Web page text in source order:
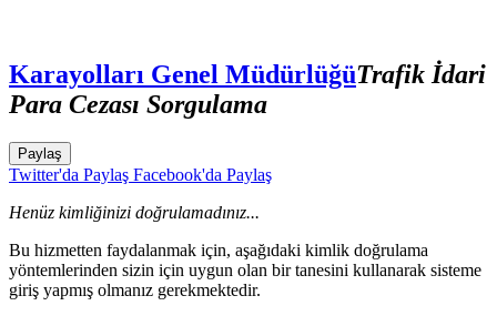
Karayolları Genel MüdürlüğüTrafik İdari
Para Cezası Sorgulama
Paylaş
Twitter'da Paylaş Facebook'da Paylaş
Henüz kimliğinizi doğrulamadınız...
Bu hizmetten faydalanmak için, aşağıdaki kimlik doğrulama
yöntemlerinden sizin için uygun olan bir tanesini kullanarak sisteme
giriş yapmış olmanız gerekmektedir.